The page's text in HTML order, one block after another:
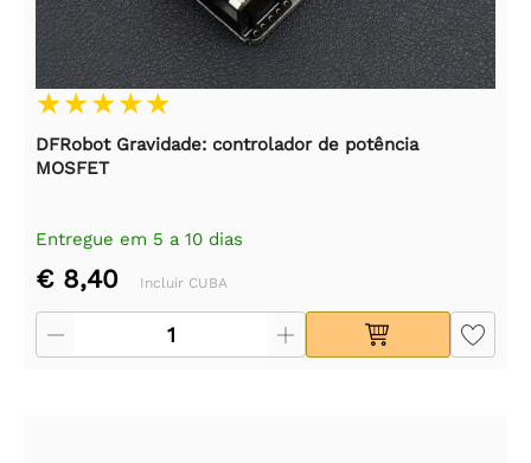
DFRobot Gravidade: controlador de potência
MOSFET
Entregue em 5 a 10 dias
€ 8,40 Incluir CUBA